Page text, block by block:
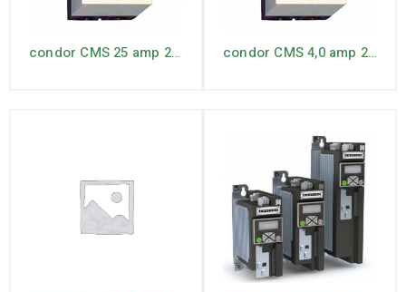
condor CMS 25 amp 20 – 25 condor CMS 4,0 amp 2.5 – 4